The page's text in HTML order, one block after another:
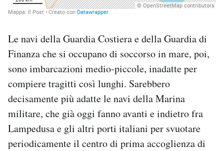
Le navi della Guardia Costiera e della Guardia di
Finanza che si occupano di soccorso in mare, poi,
sono imbarcazioni medio-piccole, inadatte per
compiere tragitti così lunghi. Sarebbero
decisamente più adatte le navi della Marina
militare, che già oggi fanno avanti e indietro fra
Lampedusa e gli altri porti italiani per svuotare
periodicamente il centro di prima accoglienza di